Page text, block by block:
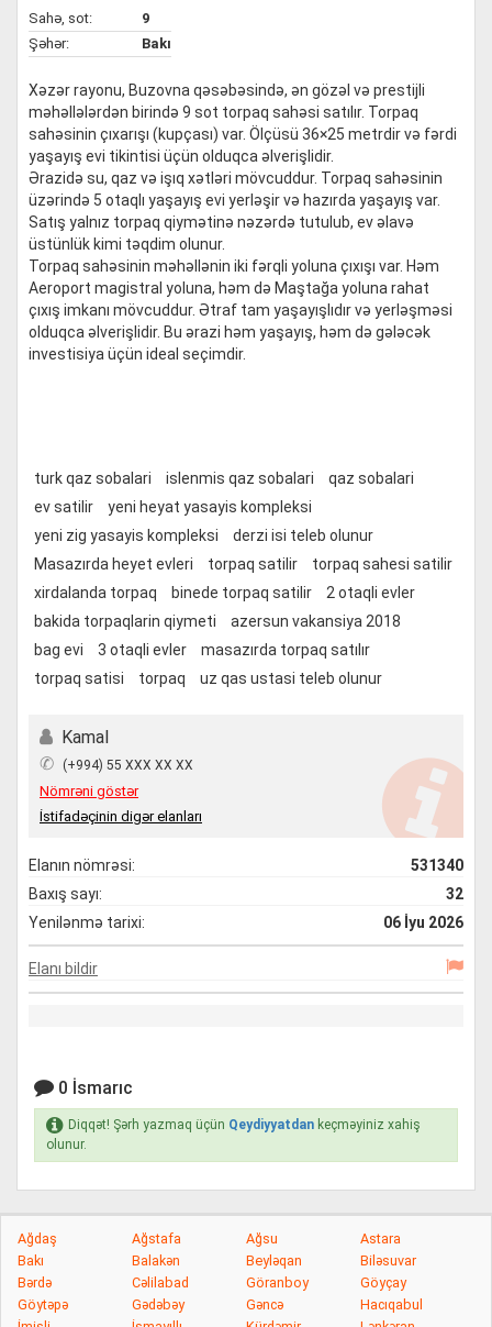
Sahə, sot:
9
Şəhər:
Bakı
Xəzər rayonu, Buzovna qəsəbəsində, ən gözəl və prestijli
məhəllələrdən birində 9 sot torpaq sahəsi satılır. Torpaq
sahəsinin çıxarışı (kupçası) var. Ölçüsü 36×25 metrdir və fərdi
yaşayış evi tikintisi üçün olduqca əlverişlidir.
Ərazidə su, qaz və işıq xətləri mövcuddur. Torpaq sahəsinin
üzərində 5 otaqlı yaşayış evi yerləşir və hazırda yaşayış var.
Satış yalnız torpaq qiymətinə nəzərdə tutulub, ev əlavə
üstünlük kimi təqdim olunur.
Torpaq sahəsinin məhəllənin iki fərqli yoluna çıxışı var. Həm
Aeroport magistral yoluna, həm də Maştağa yoluna rahat
çıxış imkanı mövcuddur. Ətraf tam yaşayışlıdır və yerləşməsi
olduqca əlverişlidir. Bu ərazi həm yaşayış, həm də gələcək
investisiya üçün ideal seçimdir.
turk qaz sobalari islenmis qaz sobalari
qaz sobalari
ev satilir
yeni heyat yasayis kompleksi
yeni zig yasayis kompleksi
derzi isi teleb olunur
Masazırda heyet evleri
torpaq satilir
torpaq sahesi satilir
xirdalanda torpaq
binede torpaq satilir
2 otaqli evler
bakida torpaqlarin qiymeti
azersun vakansiya 2018
bag evi
3 otaqli evler
masazırda torpaq satılır
torpaq satisi
torpaq uz qas ustasi teleb olunur
Kamal
✆
(+994) 55 XXX XX XX
Nömrəni göstər
İstifadəçinin digər elanları
Elanın nömrəsi:
531340
Baxış sayı:
32
Yenilənmə tarixi:
06 İyu 2026
Elanı bildir
0 İsmarıc
Diqqət! Şərh yazmaq üçün Qeydiyyatdan keçməyiniz xahiş
olunur.
Ağdaş Ağstafa Ağsu
Astara
Bakı
Balakən Beyləqan
Biləsuvar
Bərdə
Cəlilabad Göranboy
Göyçay
Göytəpə
Gədəbəy Gəncə
Hacıqabul